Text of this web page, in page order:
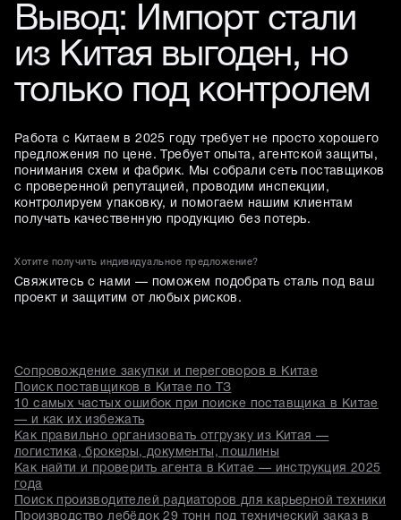
Вывод: Импорт стали
из Китая выгоден, но
только под контролем
Работа с Китаем в 2025 году требует не просто хорошего
предложения по цене. Требует опыта, агентской защиты,
понимания схем и фабрик. Мы собрали сеть поставщиков
с проверенной репутацией, проводим инспекции,
контролируем упаковку, и помогаем нашим клиентам
получать качественную продукцию без потерь.
Хотите получить индивидуальное предложение?
Свяжитесь с нами — поможем подобрать сталь под ваш
проект и защитим от любых рисков.
Сопровождение закупки и переговоров в Китае
Поиск поставщиков в Китае по ТЗ
10 самых частых ошибок при поиске поставщика в Китае
— и как их избежать
Как правильно организовать отгрузку из Китая —
логистика, брокеры, документы, пошлины
Как найти и проверить агента в Китае — инструкция 2025
года
Поиск производителей радиаторов для карьерной техники
Производство лебёдок 29 тонн под технический заказ в